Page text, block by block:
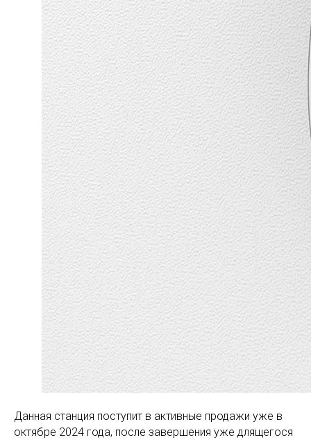
Данная станция поступит в активные продажи уже в
октябре 2024 года, после завершения уже длящегося